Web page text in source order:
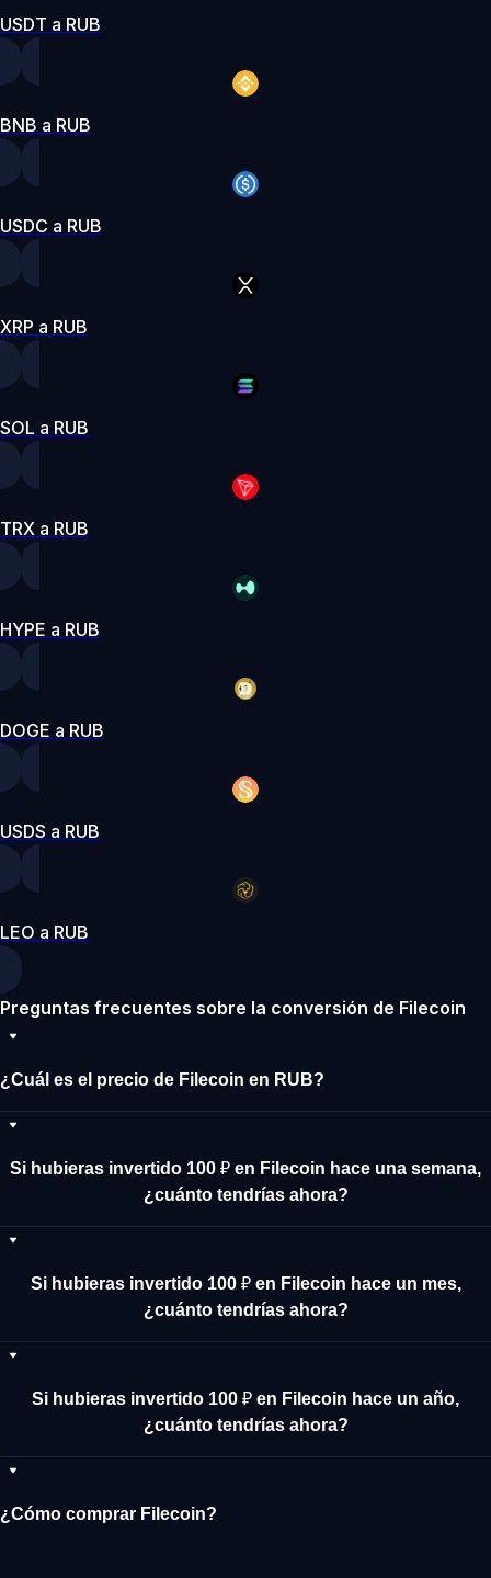
USDT a RUB
BNB a RUB
USDC a RUB
XRP a RUB
SOL a RUB
TRX a RUB
HYPE a RUB
DOGE a RUB
USDS a RUB
LEO a RUB
Preguntas frecuentes sobre la conversión de Filecoin
¿Cuál es el precio de Filecoin en RUB?
Si hubieras invertido 100 ₽ en Filecoin hace una semana,
¿cuánto tendrías ahora?
Si hubieras invertido 100 ₽ en Filecoin hace un mes,
¿cuánto tendrías ahora?
Si hubieras invertido 100 ₽ en Filecoin hace un año,
¿cuánto tendrías ahora?
¿Cómo comprar Filecoin?